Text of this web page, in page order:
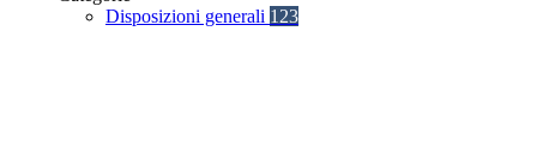
Disposizioni generali 123